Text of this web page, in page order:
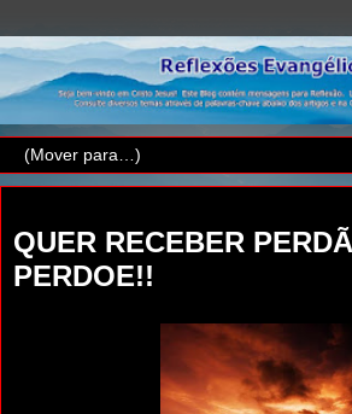
QUER RECEBER
PERDOE!!